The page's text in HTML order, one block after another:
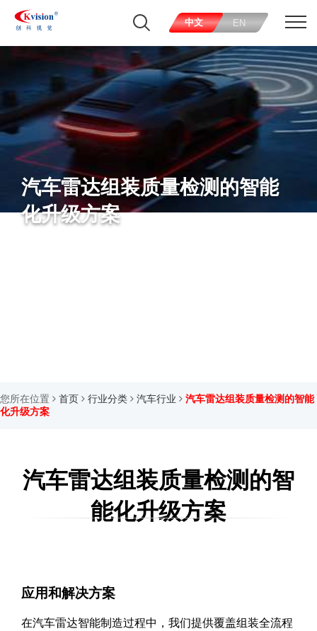
中文 EN
汽车雷达组装质量检测的智能
化升级方案
您所在位置 首页 行业分类 汽车行业
汽车雷达组装质量检测的智能
化升级方案
汽车雷达组装质量检测的智
能化升级方案
应用和解决方案
在汽车雷达智能制造过程中，我们提供覆盖组装全流程